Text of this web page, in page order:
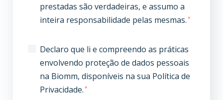
prestadas são verdadeiras, e assumo a
inteira responsabilidade pelas mesmas.*
Declaro que li e compreendo as práticas
envolvendo proteção de dados pessoais
na Biomm, disponíveis na sua Política de
Privacidade.*